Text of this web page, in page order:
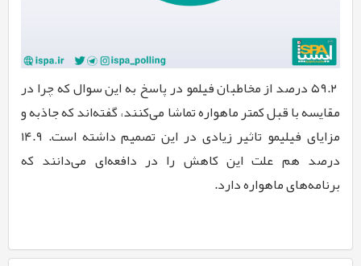
۵۹.۲ درصد از مخاطبان فیلمو در پاسخ به این سوال که چرا در
مقایسه با قبل کمتر ماهواره تماشا می‌کنند، گفته‌اند که جاذبه و
مزایای فیلیمو تاثیر زیادی در این تصمیم داشته است. ۱۴.۹
درصد هم علت این کاهش را در دافعه‌ای می‌دانند که
برنامه‌های ماهواره دارد.